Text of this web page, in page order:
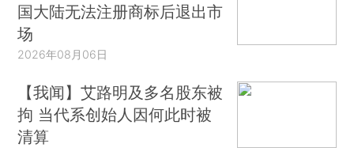
国大陆无法注册商标后退出市
场
2026年08月06日
【我闻】艾路明及多名股东被
拘 当代系创始人因何此时被
清算